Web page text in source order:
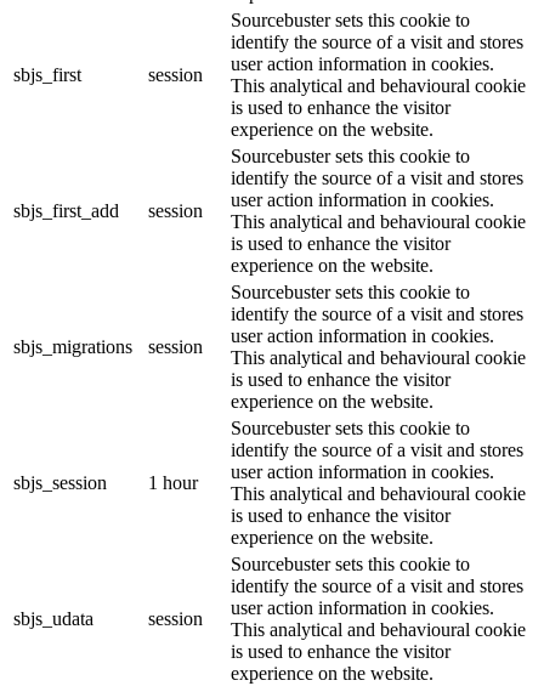
sbjs_first session
Sourcebuster sets this cookie to
identify the source of a visit and stores
user action information in cookies.
This analytical and behavioural cookie
is used to enhance the visitor
experience on the website.
sbjs_first_add session
Sourcebuster sets this cookie to
identify the source of a visit and stores
user action information in cookies.
This analytical and behavioural cookie
is used to enhance the visitor
experience on the website.
sbjs_migrations session
Sourcebuster sets this cookie to
identify the source of a visit and stores
user action information in cookies.
This analytical and behavioural cookie
is used to enhance the visitor
experience on the website.
sbjs_session 1 hour
Sourcebuster sets this cookie to
identify the source of a visit and stores
user action information in cookies.
This analytical and behavioural cookie
is used to enhance the visitor
experience on the website.
sbjs_udata session
Sourcebuster sets this cookie to
identify the source of a visit and stores
user action information in cookies.
This analytical and behavioural cookie
is used to enhance the visitor
experience on the website.